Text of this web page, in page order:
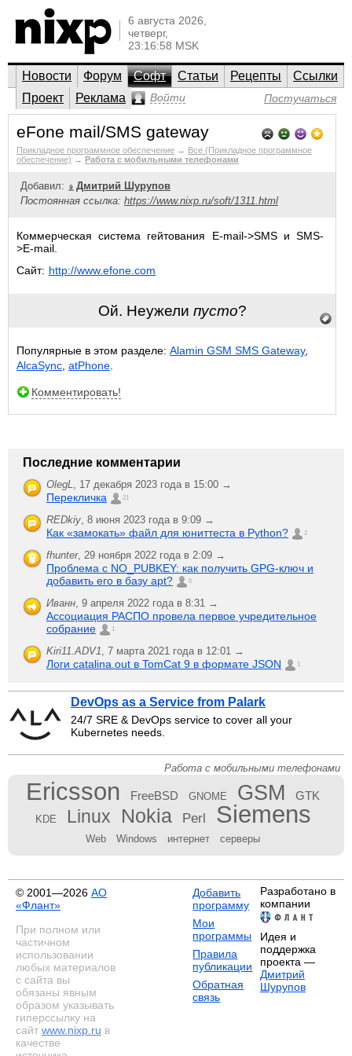
6 августа 2026,
четверг,
23:16:58 MSK
Новости Форум Софт Статьи Рецепты
Ссылки
Проект
Реклама Войти Постучаться
eFone mail/SMS gateway
Прикладное программное обеспечение → Все (Прикладное программное
обеспечение) → Работа с мобильными телефонами
Добавил:
Дмитрий Шурупов
Постоянная ссылка: https://www.nixp.ru/soft/1311.html
Коммерческая система гейтования E-mail->SMS и SMS-
>E-mail.
Сайт: http://www.efone.com
Ой. Неужели пусто?
Популярные в этом разделе: Alamin GSM SMS Gateway,
AlcaSync atPhone
Комментировать!
Последние комментарии
OlegL, 17 декабря 2023 года в 15:00 →
Перекличка 21
REDkiy, 8 июня 2023 года в 9:09 →
Как «замокать» файл для юниттеста в Python? 2
fhunter, 29 ноября 2022 года в 2:09 →
Проблема с NO_PUBKEY: как получить GPG-ключ и
добавить его в базу apt?
6
Иванн, 9 апреля 2022 года в 8:31 →
Ассоциация РАСПО провела первое учредительное
собрание
1
Kiri11.ADV1, 7 марта 2021 года в 12:01 →
Логи catalina.out в TomCat 9 в формате JSON 1
DevOps as a Service from Palark
24/7 SRE & DevOps service to cover all your
Kubernetes needs.
Работа с мобильными телефонами
Ericsson FreeBSD GNOME GSM GTK
KDE Linux Nokia Perl Siemens
Web Windows интернет серверы
© 2001—2026 АО
«Флант»
При полном или
частичном
использовании
любых материалов
с сайта вы
обязаны явным
образом указывать
гиперссылку на
сайт www.nixp.ru в
качестве
Добавить
программу
Мои
программы
Правила
публикации
Обратная
связь
Разработано в
компании
Идея и
поддержка
проекта —
Дмитрий
Шурупов